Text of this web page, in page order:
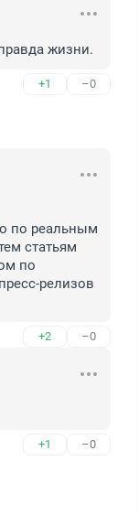
жизни.
+1 –0
по реальным
статьям
по
релизов
+2 –0
+1 –0